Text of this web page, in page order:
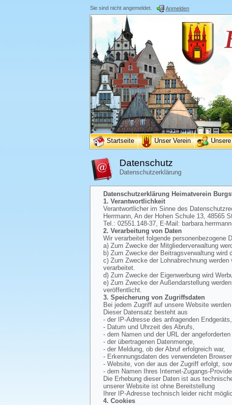
Sie sind nicht angemeldet. Anmelden
Startseite Unser Verein
Datenschutz
Datenschutzerklärung
Datenschutzerklärung Heimatverein
1. Verantwortlichkeit
Verantwortlicher im Sinne des
Herrmann, An der Hohen Schule 13, 48565
Tel.: 02551.148-37, E-Mail:
2. Verarbeitung von Daten
Wir verarbeitet folgende personenbezogene
a) Zum Zwecke der Mitgliederverwaltung
b) Zum Zwecke der Beitragsverwaltung wird
c) Zum Zwecke der Lohnabrechnung
verarbeitet.
d) Zum Zwecke der Eigenwerbung wird
e) Zum Zwecke der Außendarstellung
veröffentlicht.
3. Speicherung von Zugriffsdaten
Bei jedem Zugriff auf unsere Website
Dieser Datensatz besteht aus
- der IP-Adresse des anfragenden Endgeräts,
- Datum und Uhrzeit des Abrufs,
- dem Namen und der URL der angeforderten
- der übertragenen Datenmenge,
- der Meldung, ob der Abruf erfolgreich war,
- Erkennungsdaten des verwendeten
- Website, von der aus der Zugriff erfolgt,
- dem Namen Ihres Internet-Zugangs-
Die Erhebung dieser Daten ist aus
unserer Website ist ohne Bereitstellung
Ihrer IP-Adresse technisch leider nicht
4. Cookies